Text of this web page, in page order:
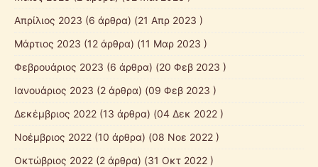
Απρίλιος 2023 (6 άρθρα) (21 Απρ 2023 )
Μάρτιος 2023 (12 άρθρα) (11 Μαρ 2023 )
Φεβρουάριος 2023 (6 άρθρα) (20 Φεβ 2023 )
Ιανουάριος 2023 (2 άρθρα) (09 Φεβ 2023 )
Δεκέμβριος 2022 (13 άρθρα) (04 Δεκ 2022 )
Νοέμβριος 2022 (10 άρθρα) (08 Νοε 2022 )
Οκτώβριος 2022 (2 άρθρα) (31 Οκτ 2022 )